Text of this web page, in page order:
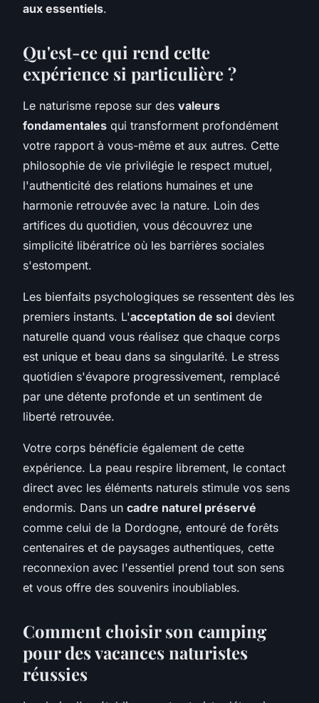
aux essentiels.
Qu'est-ce qui rend cette
expérience si particulière ?
Le naturisme repose sur des valeurs
fondamentales qui transforment profondément
votre rapport à vous-même et aux autres. Cette
philosophie de vie privilégie le respect mutuel,
l'authenticité des relations humaines et une
harmonie retrouvée avec la nature. Loin des
artifices du quotidien, vous découvrez une
simplicité libératrice où les barrières sociales
s'estompent.
Les bienfaits psychologiques se ressentent dès les
premiers instants. L'acceptation de soi devient
naturelle quand vous réalisez que chaque corps
est unique et beau dans sa singularité. Le stress
quotidien s'évapore progressivement, remplacé
par une détente profonde et un sentiment de
liberté retrouvée.
Votre corps bénéficie également de cette
expérience. La peau respire librement, le contact
direct avec les éléments naturels stimule vos sens
endormis. Dans un cadre naturel préservé
comme celui de la Dordogne, entouré de forêts
centenaires et de paysages authentiques, cette
reconnexion avec l'essentiel prend tout son sens
et vous offre des souvenirs inoubliables.
Comment choisir son camping
pour des vacances naturistes
réussies